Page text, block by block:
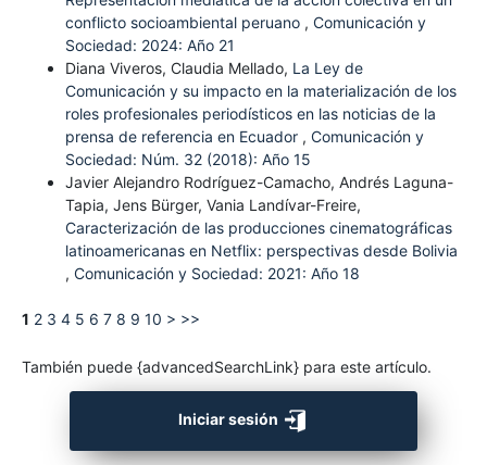
conflicto socioambiental peruano , Comunicación y
Sociedad: 2024: Año 21
Diana Viveros, Claudia Mellado, La Ley de
Comunicación y su impacto en la materialización de los
roles profesionales periodísticos en las noticias de la
prensa de referencia en Ecuador , Comunicación y
Sociedad: Núm. 32 (2018): Año 15
Javier Alejandro Rodríguez-Camacho, Andrés Laguna-
Tapia, Jens Bürger, Vania Landívar-Freire,
Caracterización de las producciones cinematográficas
latinoamericanas en Netflix: perspectivas desde Bolivia
, Comunicación y Sociedad: 2021: Año 18
1 2 3 4 5 6 7 8 9 10 > >>
También puede {advancedSearchLink} para este artículo.
Iniciar sesión